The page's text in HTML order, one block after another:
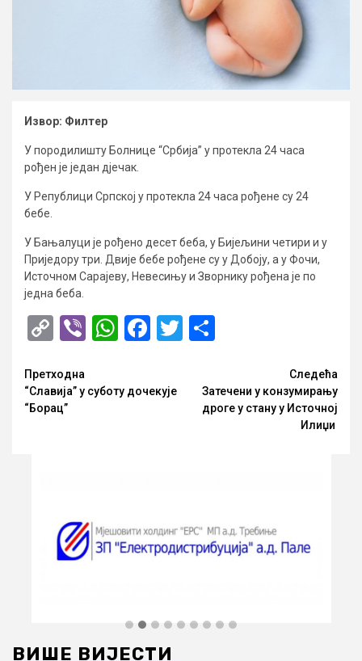
Извор: Филтер
У породилишту Болнице “Србија” у протекла 24 часа
рођен је један дјечак.
У Републици Српској у протекла 24 часа рођене су 24
бебе.
У Бањалуци је рођено десет беба, у Бијељини четири и у
Приједору три. Двије бебе рођене су у Добоју, а у Фочи,
Источном Сарајеву, Невесињу и Зворнику рођена је по
једна беба.
CopyViberWhatsApp
Facebook
Twitter
Опширније
Претходна
“Славија” у суботу дочекује
“Борац”
Следећа
Затечени у конзумирању
дроге у стану у Источној
Илиџи
ВИШЕ ВИЈЕСТИ